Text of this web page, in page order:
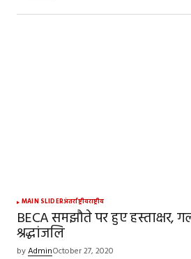
MAIN SLIDERअंतर्राष्ट्रीयराष्ट्रीय
BECA समझौते पर हुए हस्ताक्षर,
श्रद्धांजलि
byAdminOctober 27, 2020